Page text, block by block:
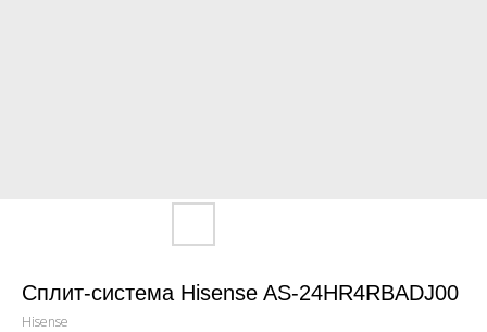
Сплит-система Hisense AS-24HR4RBADJ00
Hisense